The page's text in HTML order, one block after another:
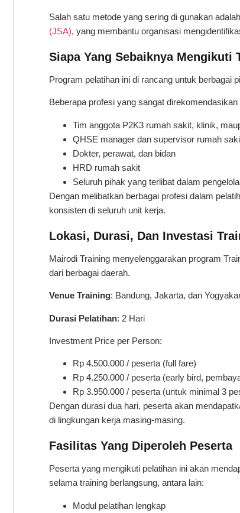
Salah satu metode yang sering di gunakan
(JSA), yang membantu organisasi
Siapa Yang Sebaiknya Mengikuti
Program pelatihan ini di rancang untuk berbagai
Beberapa profesi yang sangat
Tim anggota P2K3 rumah sakit, klinik,
QHSE manager dan supervisor rumah
Dokter, perawat, dan bidan
HRD rumah sakit
Seluruh pihak yang terlibat dalam
Dengan melibatkan berbagai profesi dalam
konsisten di seluruh unit kerja.
Lokasi, Durasi, Dan Investasi
Mairodi Training menyelenggarakan program
dari berbagai daerah.
Venue Training: Bandung, Jakarta, dan
Durasi Pelatihan: 2 Hari
Investment Price per Person:
Rp 4.500.000 / peserta (full fare)
Rp 4.250.000 / peserta (early bird,
Rp 3.950.000 / peserta (untuk minimal 3
Dengan durasi dua hari, peserta akan
di lingkungan kerja masing-masing.
Fasilitas Yang Diperoleh Peserta
Peserta yang mengikuti pelatihan ini akan
selama training berlangsung, antara lain:
Modul pelatihan lengkap